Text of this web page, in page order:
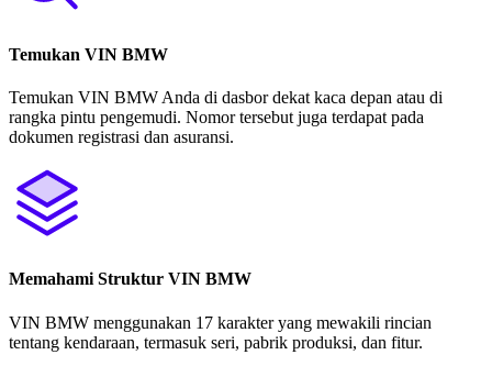
Temukan VIN BMW
Temukan VIN BMW Anda di dasbor dekat kaca depan atau di
rangka pintu pengemudi. Nomor tersebut juga terdapat pada
dokumen registrasi dan asuransi.
Memahami Struktur VIN BMW
VIN BMW menggunakan 17 karakter yang mewakili rincian
tentang kendaraan, termasuk seri, pabrik produksi, dan fitur.